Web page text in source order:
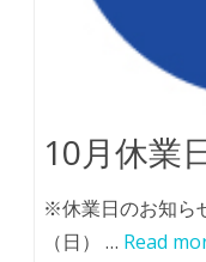
10月休業
※休業日のお知ら
（日） … Read